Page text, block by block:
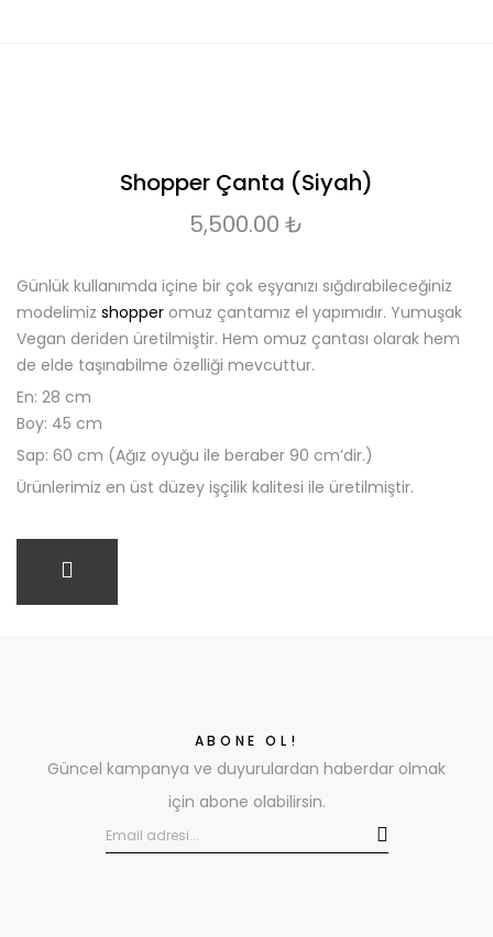
Shopper Çanta (Siyah)
5,500.00 ₺
Günlük kullanımda içine bir çok eşyanızı sığdırabileceğiniz
modelimiz shopper omuz çantamız el yapımıdır. Yumuşak
Vegan deriden üretilmiştir. Hem omuz çantası olarak hem
de elde taşınabilme özelliği mevcuttur.
En: 28 cm
Boy: 45 cm
Sap: 60 cm (Ağız oyuğu ile beraber 90 cm’dir.)
Ürünlerimiz en üst düzey işçilik kalitesi ile üretilmiştir.
ABONE OL!
Güncel kampanya ve duyurulardan haberdar olmak
için abone olabilirsin.